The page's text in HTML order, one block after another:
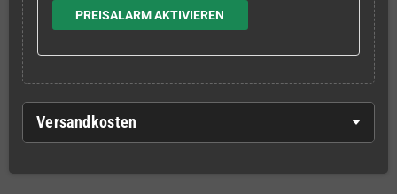
PREISALARM AKTIVIEREN
Versandkosten